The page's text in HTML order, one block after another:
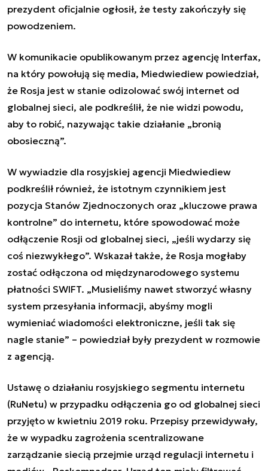
prezydent oficjalnie ogłosił, że testy zakończyły się
powodzeniem.
W komunikacie opublikowanym przez agencję Interfax,
na który powołują się media, Miedwiediew powiedział,
że Rosja jest w stanie odizolować swój internet od
globalnej sieci, ale podkreślił, że nie widzi powodu,
aby to robić, nazywając takie działanie „bronią
obosieczną”.
W wywiadzie dla rosyjskiej agencji Miedwiediew
podkreślił również, że istotnym czynnikiem jest
pozycja Stanów Zjednoczonych oraz „kluczowe prawa
kontrolne” do internetu, które spowodować może
odłączenie Rosji od globalnej sieci, „jeśli wydarzy się
coś niezwykłego”. Wskazał także, że Rosja mogłaby
zostać odłączona od międzynarodowego systemu
płatności SWIFT. „Musieliśmy nawet stworzyć własny
system przesyłania informacji, abyśmy mogli
wymieniać wiadomości elektroniczne, jeśli tak się
nagle stanie” – powiedział były prezydent w rozmowie
z agencją.
Ustawę o działaniu rosyjskiego segmentu internetu
(RuNetu) w przypadku odłączenia go od globalnej sieci
przyjęto w kwietniu 2019 roku. Przepisy przewidywały,
że w wypadku zagrożenia scentralizowane
zarządzanie siecią przejmie urząd regulacji internetu i